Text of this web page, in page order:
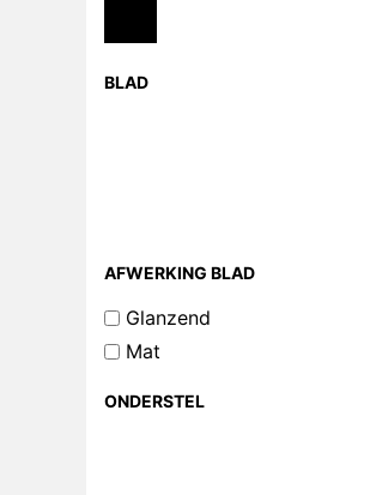
BLAD
AFWERKING BLAD
Glanzend
Mat
ONDERSTEL